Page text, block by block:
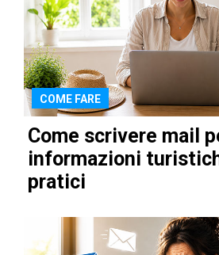
COME FARE
Come scrivere mail
informazioni
pratici